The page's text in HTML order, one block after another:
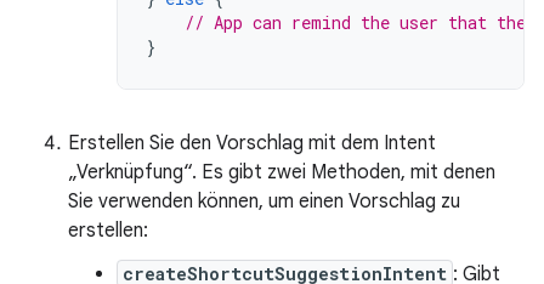
// App can remind the user that
}
Erstellen Sie den Vorschlag mit dem Intent
„Verknüpfung“. Es gibt zwei Methoden, mit denen
Sie verwenden können, um einen Vorschlag zu
erstellen:
createShortcutSuggestionIntent : Gibt